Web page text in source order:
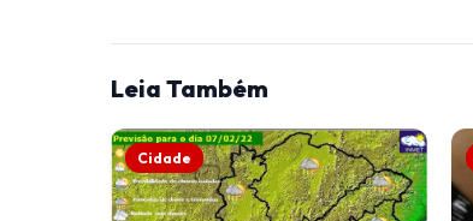
Leia Também
Cidade